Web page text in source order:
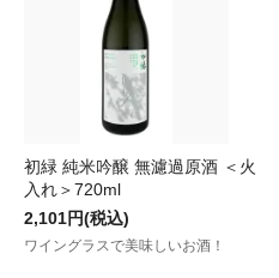
初緑 純米吟醸 無濾過原酒 ＜火
入れ＞720ml
2,101円(税込)
ワイングラスで美味しいお酒！